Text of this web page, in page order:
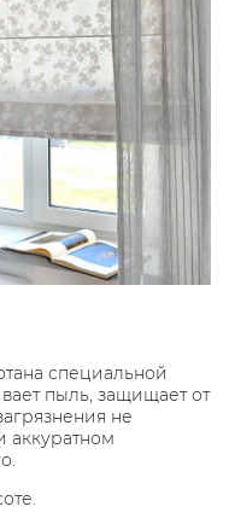
специальной
пыль, защищает от
не
аккуратном